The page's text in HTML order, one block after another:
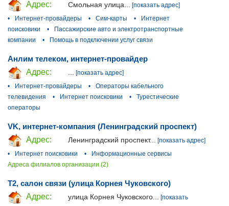
Адрес:
Смольная улица... [показать адрес]
•
Интернет-провайдеры • Сим-карты •
Интернет
поисковики
•
Пассажирские авто и электротранспортные
компании
• Помощь в подключении услуг связи
Анлим телеком, интернет-провайдер
Адрес:
... [показать адрес]
•
Интернет-провайдеры •
Операторы кабельного
телевидения
• Интернет поисковики •
Турестические
операторы
VK, интернет-компания (Ленинградский проспект)
Адрес:
Ленинградский проспект...
[показать адрес]
•
Интернет поисковики •
Информационные сервисы
Адреса филиалов организации (2)
T2, салон связи (улица Корнея Чуковского)
Адрес:
улица Корнея Чуковского...
[показать